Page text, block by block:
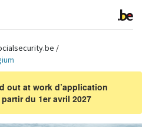
/
out at work d’application
du 1er avril 2027